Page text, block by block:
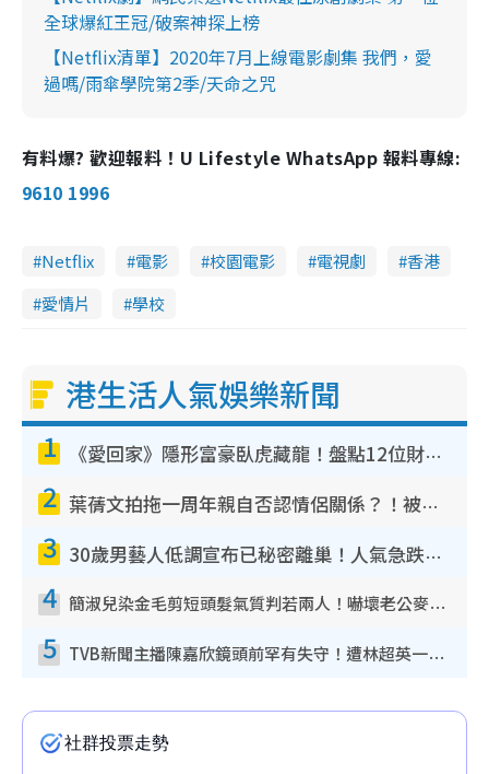
全球爆紅王冠/破案神探上榜
【Netflix清單】2020年7月上線電影劇集 我們，愛
過嗎/雨傘學院第2季/天命之咒
有料爆? 歡迎報料！U Lifestyle WhatsApp 報料專線:
9610 1996
Netflix 電影 校園電影 電視劇
香港
愛情片
學校
港生活人氣娛樂新聞
1 《愛回家》隱形富豪臥虎藏龍！盤點12位財氣逼人的有錢藝人：呢位靚女3億身家唔憂做
2 葉蒨文拍拖一周年親自否認情侶關係？！被質疑感情造假竟稱GM「普通同事」
3 30歲男藝人低調宣布已秘密離巢！人氣急跌變失蹤人口︰「這幾年過得並不容易」
4 簡淑兒染金毛剪短頭髮氣質判若兩人！嚇壞老公麥大力都認唔出：「你做咩事？」
5 TVB新聞主播陳嘉欣鏡頭前罕有失守！遭林超英一句說話突襲嚇親當場大笑